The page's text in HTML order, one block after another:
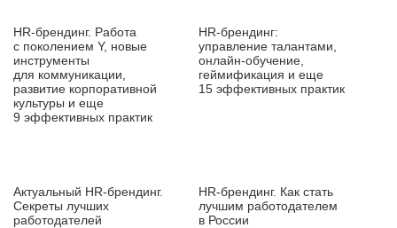
HR‑брендинг. Работа
с поколением Y, новые
инструменты
для коммуникации,
развитие корпоративной
культуры и еще
9 эффективных практик
HR‑брендинг:
управление талантами,
онлайн‑обучение,
геймификация и еще
15 эффективных практик
Актуальный HR‑брендинг.
Секреты лучших
работодателей
HR‑брендинг. Как стать
лучшим работодателем
в России